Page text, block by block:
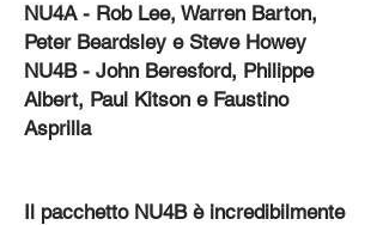
NU4A - Rob Lee, Warren Barton,
Peter Beardsley e Steve Howey
NU4B - John Beresford, Philippe
Albert, Paul Kitson e Faustino
Asprilla
Il pacchetto NU4B è incredibilmente